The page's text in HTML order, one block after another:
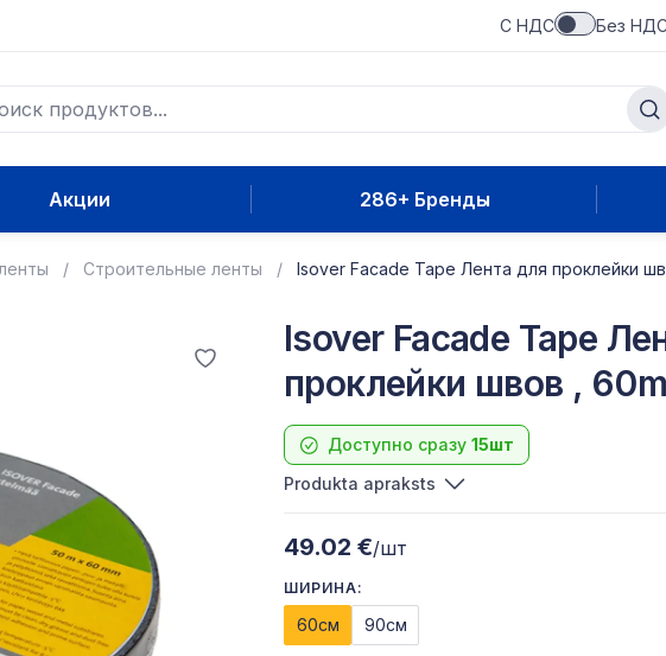
С НДС Без
Акции 286+ Бренды
Строительные ленты Isover Facade Tape Лента для проклейки
Isover Facade Tape
проклейки швов ,
Доступно сразу 15шт
Produkta apraksts
49.02 €/шт
ШИРИНА:
60см 90см